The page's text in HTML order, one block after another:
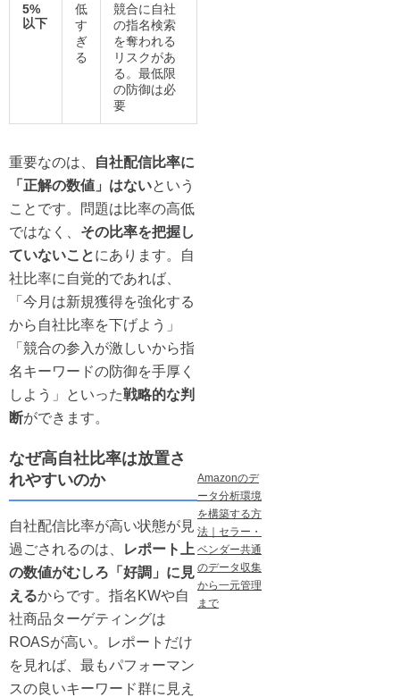
5%
以下
低
す
ぎ
る
競合に自社
の指名検索
を奪われる
リスクがあ
る。最低限
の防御は必
要
重要なのは、
自社配信比率に
「正解の数値」はないという
ことです。問題は比率の高低
ではなく、 その比率を把握し
ていないことにあります。自
社比率に自覚的であれば、
「今月は新規獲得を強化する
から自社比率を下げよう」
「競合の参入が激しいから指
名キーワードの防御を手厚く
しよう」といった戦略的な判
断ができます。
なぜ高自社比率は放置さ
れやすいのか
自社配信比率が高い状態が見
過ごされるのは、
レポート上
の数値がむしろ「好調」に見
えるからです。指名KWや自
社商品ターゲティングは
ROASが高い。レポートだけ
を見れば、最もパフォーマン
スの良いキーワード群に見え
Amazonのデ
ータ分析環境
を構築する方
法｜セラー・
ベンダー共通
のデータ収集
から一元管理
まで